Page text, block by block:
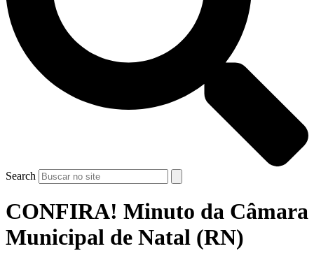
Search
CONFIRA! Minuto da Câmara
Municipal de Natal (RN)